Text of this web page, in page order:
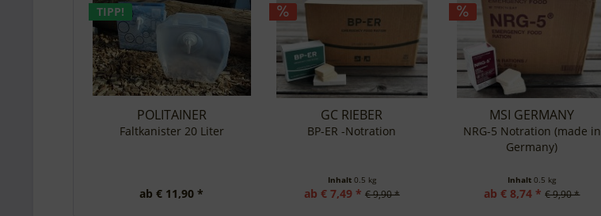
TIPP!
POLITAINER
Faltkanister 20 Liter
ab € 11,90 *
GC RIEBER
BP-ER -Notration
Inhalt 0.5 kg
ab € 7,49 * € 9,90 *
MSI GERMANY
NRG-5 Notration (made in
Germany)
Inhalt0.5 kg
ab € 8,74 * € 9,90 *